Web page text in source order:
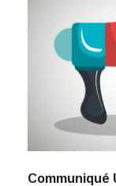
Communiqué